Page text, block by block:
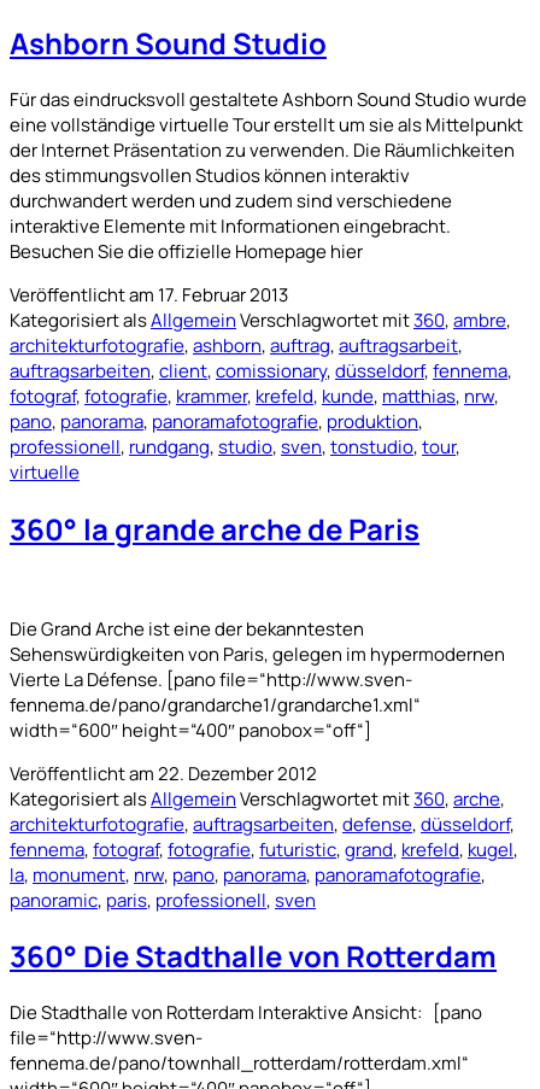
Ashborn Sound Studio
Für das eindrucksvoll gestaltete Ashborn Sound Studio wurde
eine vollständige virtuelle Tour erstellt um sie als Mittelpunkt
der Internet Präsentation zu verwenden. Die Räumlichkeiten
des stimmungsvollen Studios können interaktiv
durchwandert werden und zudem sind verschiedene
interaktive Elemente mit Informationen eingebracht.
Besuchen Sie die offizielle Homepage hier
Veröffentlicht am 17. Februar 2013
Kategorisiert alsAllgemeinVerschlagwortet mit360,ambre,
architekturfotografie,ashborn,auftrag,auftragsarbeit,
auftragsarbeiten,client,comissionary,düsseldorf,fennema,
fotograf,fotografie, krammer, krefeld, kunde, matthias, nrw,
pano, panorama, panoramafotografie, produktion,
professionell, rundgang,studio,sven,tonstudio,tour,
virtuelle
360° la grande arche de Paris
Die Grand Arche ist eine der bekanntesten
Sehenswürdigkeiten von Paris, gelegen im hypermodernen
Vierte La Défense. [pano file=“http://www.sven-
fennema.de/pano/grandarche1/grandarche1.xml“
width=“600″ height=“400″ panobox=“off“]
Veröffentlicht am22. Dezember 2012
Kategorisiert alsAllgemeinVerschlagwortet mit360,arche,
architekturfotografie,auftragsarbeiten,defense,düsseldorf,
fennema,fotograf,fotografie,futuristic,grand, krefeld, kugel,
la, monument, nrw, pano, panorama, panoramafotografie,
panoramic, paris, professionell,sven
360° Die Stadthalle von Rotterdam
Die Stadthalle von Rotterdam Interaktive Ansicht: [pano
file=“http://www.sven-
fennema.de/pano/townhall_rotterdam/rotterdam.xml“